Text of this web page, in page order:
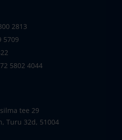
2813
5709
5802 4044
tee 29
Turu 32d, 51004